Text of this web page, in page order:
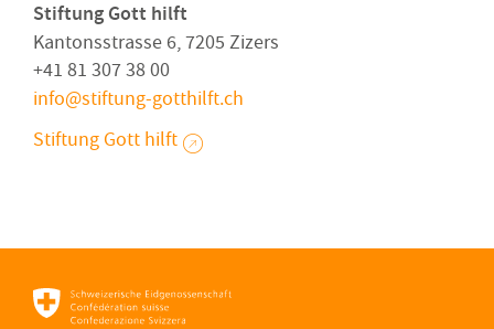
Stiftung Gott hilft
Kantonsstrasse 6, 7205 Zizers
+41 81 307 38 00
info
stiftung-gotthilftch
Stiftung Gott hilft